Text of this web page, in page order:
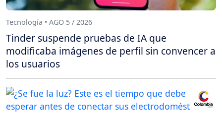
Tecnología • AGO 5 / 2026
Tinder suspende pruebas de IA que
modificaba imágenes de perfil sin convencer a
los usuarios